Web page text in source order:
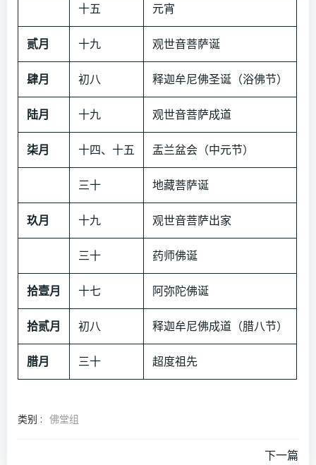
十五 元宵
贰月 十九 观世音菩萨诞
肆月 初八 释迦牟尼佛圣诞（浴佛节）
陆月 十九 观世音菩萨成道
柒月 十四、十五 盂兰盆会（中元节）
三十 地藏菩萨诞
玖月 十九 观世音菩萨出家
三十 药师佛诞
拾壹月 十七 阿弥陀佛诞
拾贰月 初八 释迦牟尼佛成道（腊八节）
腊月 三十 超度祖先
类别 : 佛堂组
下一篇